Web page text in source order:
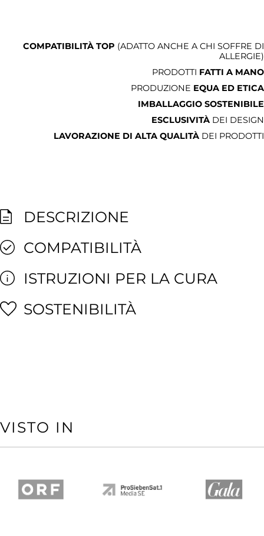
COMPATIBILITÀ TOP (ADATTO ANCHE A CHI SOFFRE DI
ALLERGIE)
PRODOTTI FATTI A MANO
PRODUZIONE EQUA ED ETICA
IMBALLAGGIO SOSTENIBILE
ESCLUSIVITÀ DEI DESIGN
LAVORAZIONE DI ALTA QUALITÀ DEI PRODOTTI
DESCRIZIONE
COMPATIBILITÀ
ISTRUZIONI PER LA CURA
SOSTENIBILITÀ
VISTO IN